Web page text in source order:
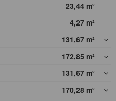
23,44 m²
4,27 m²
131,67 m²
172,85 m²
131,67 m²
170,28 m²